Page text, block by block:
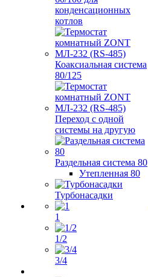
конденсационных
котлов
Коаксиальная система
80/125
Переход с одной
системы на другую
Раздельная система 80
Утепленная 80
Турбонасадки
1
1/2
3/4